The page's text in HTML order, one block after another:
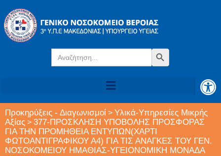
Search
for:
Search Button
Προκηρύξεις - Διαγωνισμοί > Υλικά-Υπηρεσίες Μικρής
Αξίας > 377-ΠΡΟΣΚΛΗΣΗ ΥΠΟΒΟΛΗΣ ΠΡΟΣΦΟΡΑΣ
ΓΙΑ ΤΗΝ ΠΡΟΜΗΘΕΙΑ ΕΝΤΥΠΩΝ(ΧΑΡΤΙ
ΦΩΤΟΑΝΤΙΓΡΑΦΙΚΟΥ Α4) ΓΙΑ ΤΙΣ ΑΝΑΓΚΕΣ ΤΟΥ ΓΕΝ.
ΝΟΣΟΚΟΜΕΙΟΥ ΗΜΑΘΙΑΣ-ΥΓΕΙΟΝΟΜΙΚΗ ΜΟΝΑΔΑ